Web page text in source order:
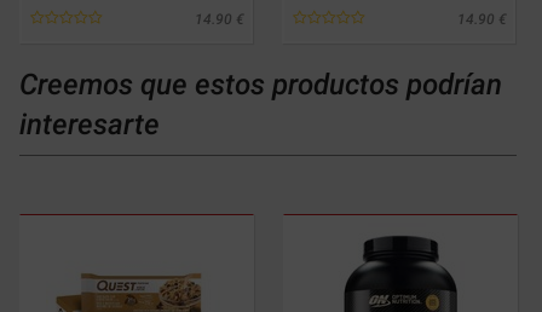
14.90 14.90
Creemos que estos productos podrían
interesarte